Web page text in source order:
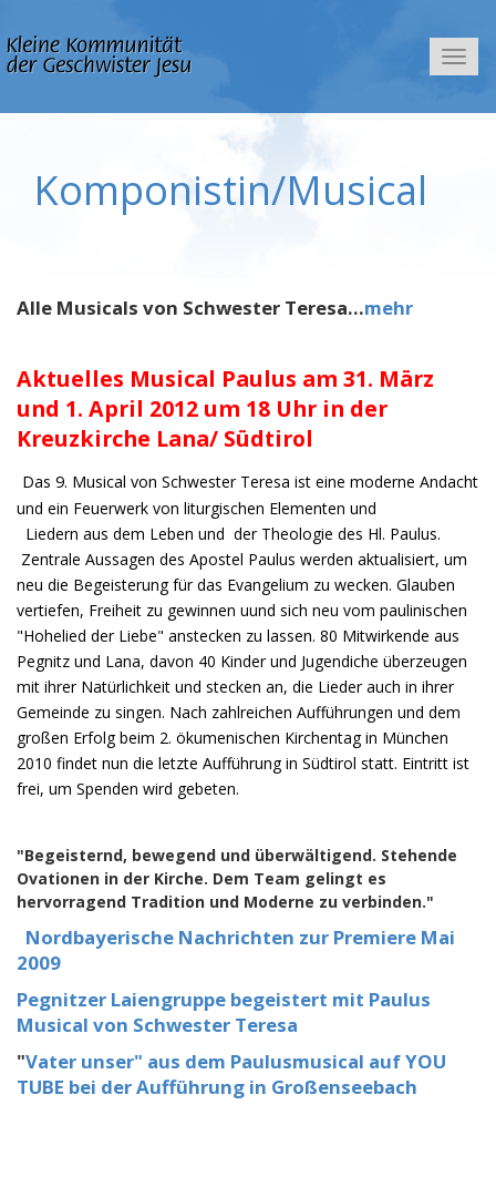
Komponistin/Musical
Alle Musicals von Schwester Teresa...mehr
Aktuelles Musical Paulus am 31. März
und 1. April 2012 um 18 Uhr in der
Kreuzkirche Lana/ Südtirol
Das 9. Musical von Schwester Teresa ist eine moderne Andacht
und ein Feuerwerk von liturgischen Elementen und
Liedern aus dem Leben und der Theologie des Hl. Paulus.
Zentrale Aussagen des Apostel Paulus werden aktualisiert, um
neu die Begeisterung für das Evangelium zu wecken. Glauben
vertiefen, Freiheit zu gewinnen uund sich neu vom paulinischen
"Hohelied der Liebe" anstecken zu lassen. 80 Mitwirkende aus
Pegnitz und Lana, davon 40 Kinder und Jugendiche überzeugen
mit ihrer Natürlichkeit und stecken an, die Lieder auch in ihrer
Gemeinde zu singen. Nach zahlreichen Aufführungen und dem
großen Erfolg beim 2. ökumenischen Kirchentag in München
2010 findet nun die letzte Aufführung in Südtirol statt. Eintritt ist
frei, um Spenden wird gebeten.
"Begeisternd, bewegend und überwältigend. Stehende
Ovationen in der Kirche. Dem Team gelingt es
hervorragend Tradition und Moderne zu verbinden."
Nordbayerische Nachrichten zur Premiere Mai
2009
Pegnitzer Laiengruppe begeistert mit Paulus
Musical von Schwester Teresa
"Vater unser" aus dem Paulusmusical auf YOU
TUBE bei der Aufführung in Großenseebach